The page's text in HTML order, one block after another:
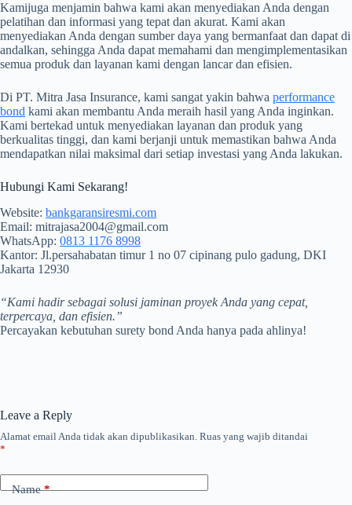
Kamijuga menjamin bahwa kami akan menyediakan Anda dengan
pelatihan dan informasi yang tepat dan akurat. Kami akan
menyediakan Anda dengan sumber daya yang bermanfaat dan dapat di
andalkan, sehingga Anda dapat memahami dan mengimplementasikan
semua produk dan layanan kami dengan lancar dan efisien.
Di PT. Mitra Jasa Insurance, kami sangat yakin bahwa performance
bond kami akan membantu Anda meraih hasil yang Anda inginkan.
Kami bertekad untuk menyediakan layanan dan produk yang
berkualitas tinggi, dan kami berjanji untuk memastikan bahwa Anda
mendapatkan nilai maksimal dari setiap investasi yang Anda lakukan.
Hubungi Kami Sekarang!
Website: bankgaransiresmi.com
Email: mitrajasa2004@gmail.com
WhatsApp: 0813 1176 8998
Kantor: Jl.persahabatan timur 1 no 07 cipinang pulo gadung, DKI
Jakarta 12930
“Kami hadir sebagai solusi jaminan proyek Anda yang cepat,
terpercaya, dan efisien.”
Percayakan kebutuhan surety bond Anda hanya pada ahlinya!
Leave a Reply
Alamat email Anda tidak akan dipublikasikan. Ruas yang wajib ditandai
*
Name*